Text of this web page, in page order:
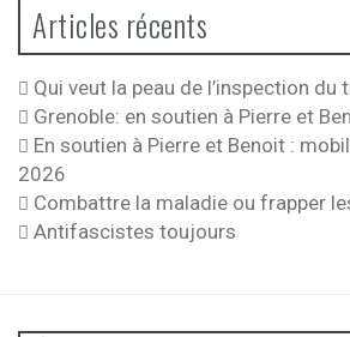
Articles récents
Qui veut la peau de l’inspection du
Grenoble: en soutien à Pierre et
En soutien à Pierre et Benoit :
2026
Combattre la maladie ou frapper
Antifascistes toujours